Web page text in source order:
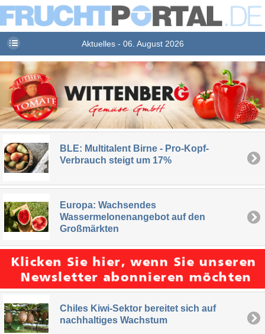
Aktuelles - 06. August 2026
BLE: Multitalent Birne - Pro-Kopf-
Verbrauch steigt um 17%
Europa: Wachsendes
Wassermelonenangebot auf den
Großmärkten
Chiles Kiwi-Sektor bereitet sich auf
nachhaltiges Wachstum